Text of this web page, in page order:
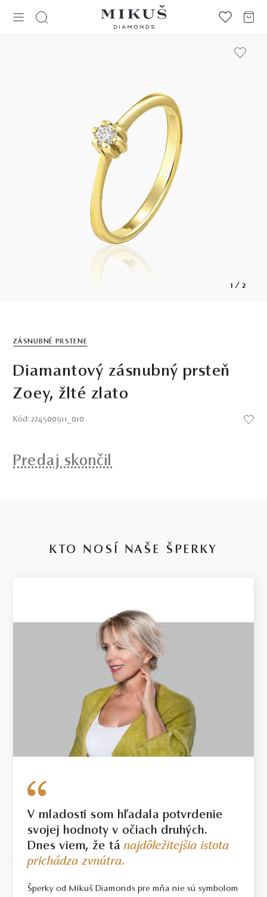
1 / 2
ZÁSNUBNÉ PRSTENE
Diamantový zásnubný prsteň
Zoey, žlté zlato
Kód: 224500911_010
Predaj skončil
KTO NOSÍ NAŠE ŠPERKY
V mladosti som hľadala potvrdenie
svojej hodnoty v očiach druhých.
Dnes viem, že tánajdôležitejšia istota
prichádza zvnútra.
Šperky od Mikuš Diamonds pre mňa nie sú symbolom